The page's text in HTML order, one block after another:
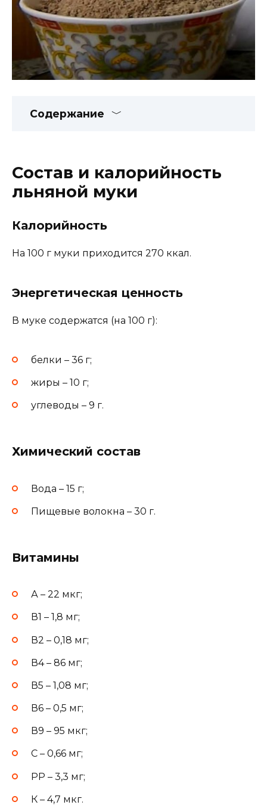
Содержание
Состав и калорийность
льняной муки
Калорийность
На 100 г муки приходится 270 ккал.
Энергетическая ценность
В муке содержатся (на 100 г):
белки – 36 г;
жиры – 10 г;
углеводы – 9 г.
Химический состав
Вода – 15 г;
Пищевые волокна – 30 г.
Витамины
А – 22 мкг;
В1 – 1,8 мг;
В2 – 0,18 мг;
В4 – 86 мг;
В5 – 1,08 мг;
В6 – 0,5 мг;
В9 – 95 мкг;
С – 0,66 мг;
РР – 3,3 мг;
К – 4,7 мкг.